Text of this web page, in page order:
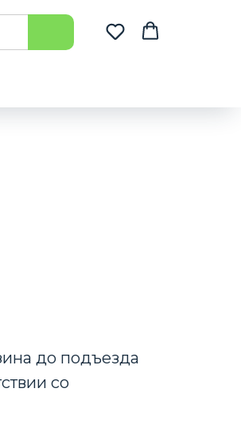
до подъезда
со